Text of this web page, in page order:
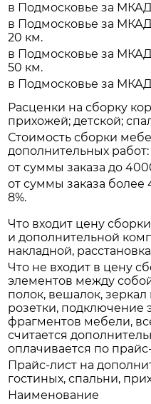
в Подмосковье за
в Подмосковье за МКАД
20 км.
в Подмосковье за
50 км.
в Подмосковье за
Расценки на сборку
прихожей; детской;
Стоимость сборки
дополнительных работ:
от суммы заказа до
от суммы заказа более
8%.
Что входит цену
и дополнительной
накладной,
Что не входит в цену
элементов между
полок, вешалок,
розетки, подключение
фрагментов мебели,
считается
оплачивается по
Прайс-лист на
гостиных, спальни,
Наименование